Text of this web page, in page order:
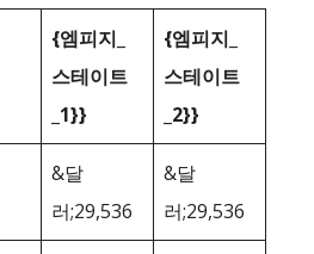
{엠피지_
스테이트
_1}}
{엠피지_
스테이트
_2}}
&달
러;29,536
&달
러;29,536